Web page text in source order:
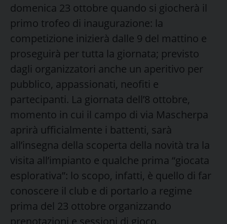
domenica 23 ottobre quando si giocherà il
primo trofeo di inaugurazione: la
competizione inizierà dalle 9 del mattino e
proseguirà per tutta la giornata; previsto
dagli organizzatori anche un aperitivo per
pubblico, appassionati, neofiti e
partecipanti. La giornata dell’8 ottobre,
momento in cui il campo di via Mascherpa
aprirà ufficialmente i battenti, sarà
all’insegna della scoperta della novità tra la
visita all’impianto e qualche prima “giocata
esplorativa”: lo scopo, infatti, è quello di far
conoscere il club e di portarlo a regime
prima del 23 ottobre organizzando
prenotazioni e sessioni di gioco.